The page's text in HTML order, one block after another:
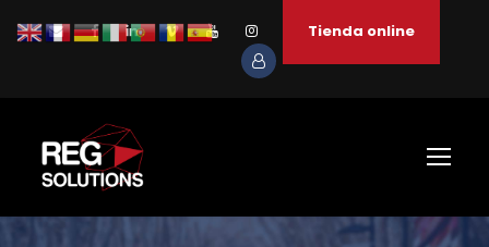
Tienda online